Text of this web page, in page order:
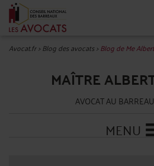
Avocat.fr>Blog des avocats>Blog de Me
MAÎTRE
AVOCAT AU
MENU